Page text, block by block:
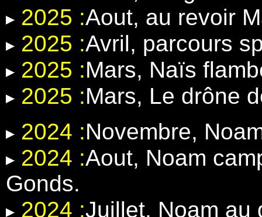
2025 :Aout, au revoir
2025 :Avril, parcours
2025 :Mars, Naïs
2025 :Mars, Le drône
2024 :Novembre,
2024 :Aout, Noam
Gonds.
2024 :Juillet, Noam au